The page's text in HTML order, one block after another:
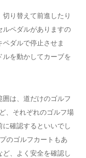
り替えて前進したり
ルペダルがありますの
ダルで停止させま
を動かしてカーブを
は、道だけのゴルフ
、それぞれのゴルフ場
確認するといいでし
のゴルフカートもあ
ど、よく安全を確認し